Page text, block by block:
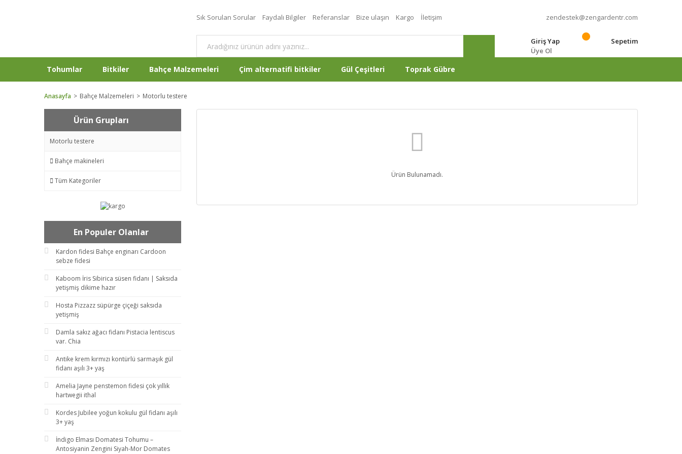
Sık Sorulan Sorular Faydalı Bilgiler Referanslar Bize ulaşın Kargo İletişim zendestek@zengardentr.com
Giriş Yap
Üye Ol
Sepetim
Tohumlar Bitkiler Bahçe Malzemeleri Çim alternatifi bitkiler Gül Çeşitleri Toprak Gübre
Anasayfa Bahçe Malzemeleri Motorlu testere
Ürün Grupları
Motorlu testere
Bahçe makineleri
Tüm Kategoriler
En Populer Olanlar
Kardon fidesi Bahçe enginarı Cardoon
sebze fidesi
Kaboom İris Sibirica süsen fidanı | Saksıda
yetişmiş dikime hazır
Hosta Pizzazz süpürge çiçeği saksıda
yetişmiş
Damla sakız ağacı fidanı Pistacia lentiscus
var. Chia
Antike krem kırmızı kontürlü sarmaşık gül
fidanı aşılı 3+ yaş
Amelia Jayne penstemon fidesi çok yıllık
hartwegii ithal
Kordes Jubilee yoğun kokulu gül fidanı aşılı
3+ yaş
İndigo Elması Domatesi Tohumu –
Antosiyanin Zengini Siyah-Mor Domates
Ürün Bulunamadı.